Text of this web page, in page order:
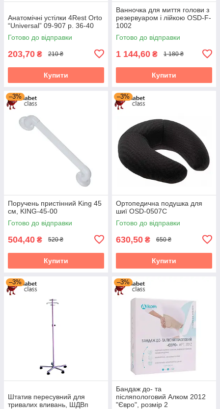
Анатомічні устілки 4Rest Orto
“Universal” 09-907 р. 36-40
Готово до відправки
203,70 ₴ 210 ₴
Купити
Ванночка для миття голови з
резервуаром і лійкою OSD-F-
1002
Готово до відправки
1 144,60 ₴ 1 180 ₴
Купити
–3%
Поручень пристінний King 45
см, KING-45-00
Готово до відправки
504,40 ₴ 520 ₴
Купити
–3%
Ортопедична подушка для
шиї OSD-0507C
Готово до відправки
630,50 ₴ 650 ₴
Купити
–3%
Штатив пересувний для
тривалих вливань, ШДВп
–3%
Бандаж до- та
післяпологовий Алком 2012
"Євро", розмір 2